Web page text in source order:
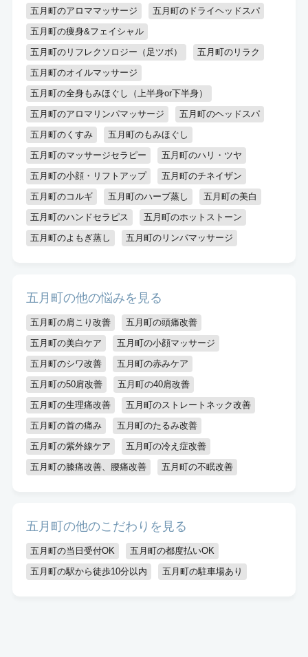
五月町のアロママッサージ
五月町のドライヘッドスパ
五月町の痩身&フェイシャル
五月町のリフレクソロジー（足ツボ）
五月町のリラク
五月町のオイルマッサージ
五月町の全身もみほぐし（上半身or下半身）
五月町のアロマリンパマッサージ
五月町のヘッドスパ
五月町のくすみ
五月町のもみほぐし
五月町のマッサージセラピー
五月町のハリ・ツヤ
五月町の小顔・リフトアップ
五月町のチネイザン
五月町のコルギ
五月町のハーブ蒸し
五月町の美白
五月町のハンドセラピス
五月町のホットストーン
五月町のよもぎ蒸し
五月町のリンパマッサージ
五月町の他の悩みを見る
五月町の肩こり改善
五月町の頭痛改善
五月町の美白ケア
五月町の小顔マッサージ
五月町のシワ改善
五月町の赤みケア
五月町の50肩改善
五月町の40肩改善
五月町の生理痛改善
五月町のストレートネック改善
五月町の首の痛み
五月町のたるみ改善
五月町の紫外線ケア
五月町の冷え症改善
五月町の膝痛改善、腰痛改善
五月町の不眠改善
五月町の他のこだわりを見る
五月町の当日受付OK
五月町の都度払いOK
五月町の駅から徒歩10分以内
五月町の駐車場あり